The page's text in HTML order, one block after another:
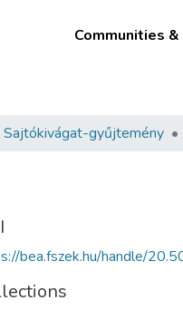
Communities
Sajtókivágat-gyűjtemény
bea.fszek.hu/handle/